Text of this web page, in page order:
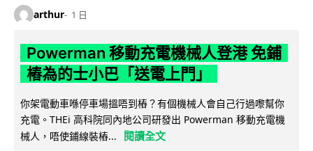
arthur 1 日
Powerman 移動充電機械人登港 免鋪
樁為的士小巴「送電上門」
你架電動車喺停車場搵唔到樁？有個機械人會自己行過嚟幫你
充電。THEi 高科院同內地公司研發出 Powerman 移動充電機
械人，唔使鋪線裝樁...
閱讀全文